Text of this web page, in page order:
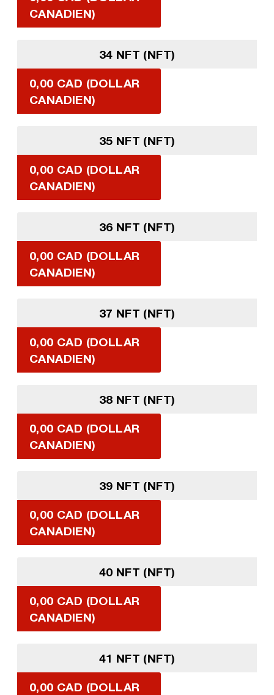
CANADIEN)
34 NFT (NFT)
0,00 CAD (DOLLAR
CANADIEN)
35 NFT (NFT)
0,00 CAD (DOLLAR
CANADIEN)
36 NFT (NFT)
0,00 CAD (DOLLAR
CANADIEN)
37 NFT (NFT)
0,00 CAD (DOLLAR
CANADIEN)
38 NFT (NFT)
0,00 CAD (DOLLAR
CANADIEN)
39 NFT (NFT)
0,00 CAD (DOLLAR
CANADIEN)
40 NFT (NFT)
0,00 CAD (DOLLAR
CANADIEN)
41 NFT (NFT)
0,00 CAD (DOLLAR